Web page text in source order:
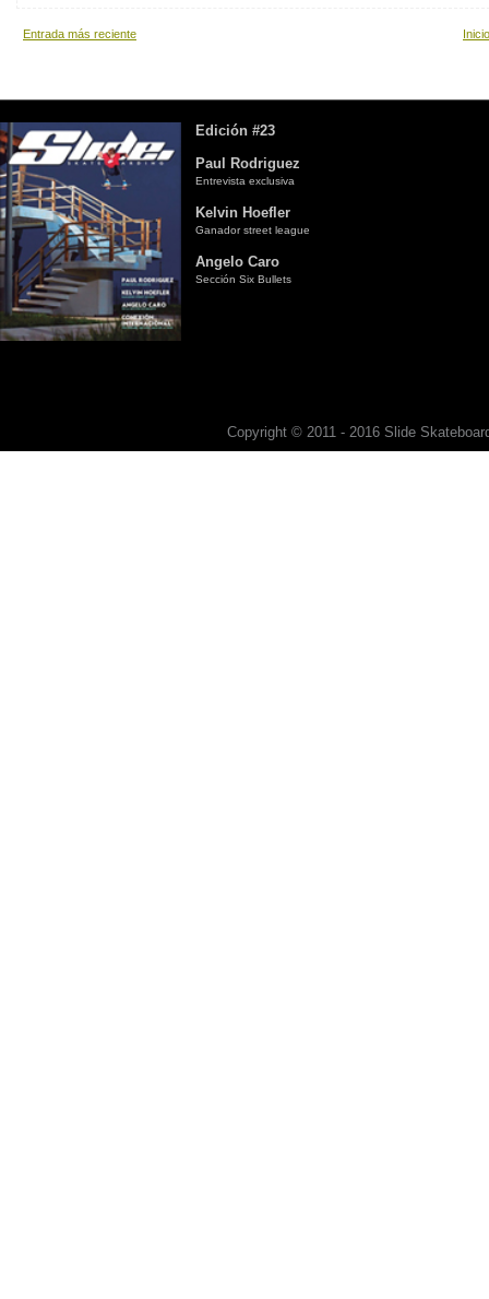
Entrada más reciente Inicio
Edición #23
Paul Rodriguez
Entrevista exclusiva
Kelvin Hoefler
Ganador street league
Angelo Caro
Sección Six Bullets
Copyright © 2011 - 2016 Slide